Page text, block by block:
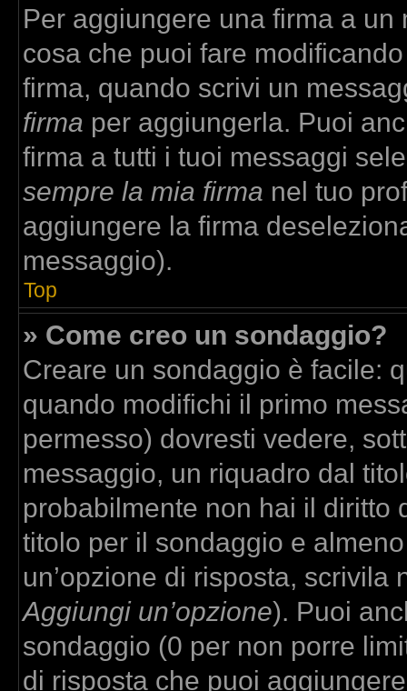
Per aggiungere una firma a
cosa che puoi fare
firma, quando scrivi un
firma per aggiungerla. Puoi
firma a tutti i tuoi messaggi
sempre la mia firma nel tuo
aggiungere la firma
messaggio).
Top
» Come creo un sondaggio?
Creare un sondaggio è facile:
quando modifichi il primo
permesso) dovresti vedere,
messaggio, un riquadro dal
probabilmente non hai il diritto
titolo per il sondaggio e
un’opzione di risposta, scrivila
Aggiungi un’opzione). Puoi
sondaggio (0 per non porre
di risposta che puoi